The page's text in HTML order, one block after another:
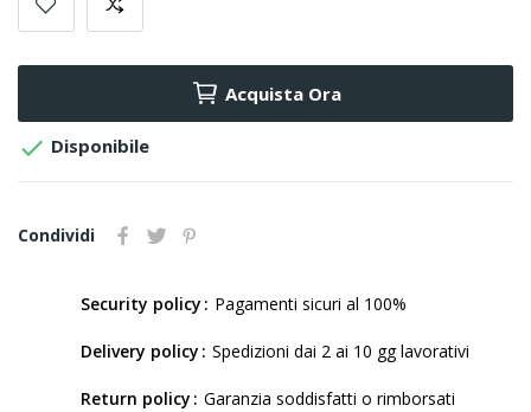
Acquista Ora
 Disponibile
Condividi
Security policy Pagamenti sicuri al 100%
Delivery policy Spedizioni dai 2 ai 10 gg lavorativi
Return policy Garanzia soddisfatti o rimborsati